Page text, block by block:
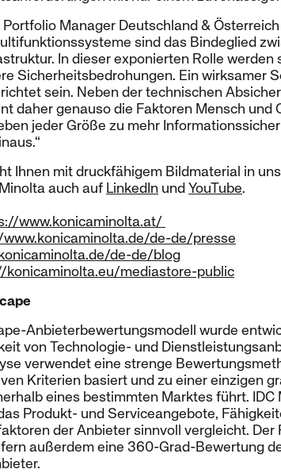
Manager Deutschland &
sind das Bindeglied
In dieser exponierten Rolle
Sicherheitsbedrohungen. Ein wirksamer
sein. Neben der technischen
daher genauso die Faktoren Mensch und
jeder Größe zu mehr
Ihnen mit druckfähigem Bildmaterial in
auch auf LinkedIn undYouTube.
www.konicaminolta.at/
de-de/presse
de-de/blog
konicaminolta.eu/mediastore-public
Anbieterbewertungsmodell wurde
von Technologie- und
verwendet eine strenge
Kriterien basiert und zu einer einzigen
eines bestimmten Marktes führt.
Produkt- und Serviceangebote,
der Anbieter sinnvoll vergleicht. Der
außerdem eine 360-Grad-Bewertung